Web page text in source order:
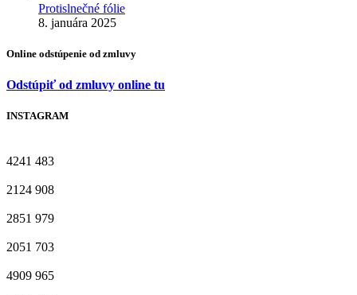
Protislnečné fólie
8. januára 2025
Online odstúpenie od zmluvy
Odstúpiť od zmluvy online tu
INSTAGRAM
4241 483
2124 908
2851 979
2051 703
4909 965